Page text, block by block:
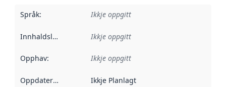
Språk: Ikkje oppgitt
Innhaldsleverandørar :
Ikkje oppgitt
Opphav: Ikkje oppgitt
Oppdateringsfrekvens :
Ikkje Planlagt